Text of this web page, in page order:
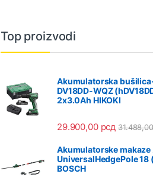
Top proizvodi
Akumulatorska
DV18DD-WQZ
2x3.0Ah HIKOKI
29.900,00 рсд
Akumulatorske makaze
UniversalHedgePole
BOSCH